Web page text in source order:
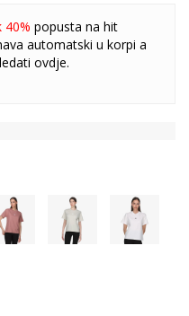
40% popusta na hit
automatski u korpi a
ovdje.